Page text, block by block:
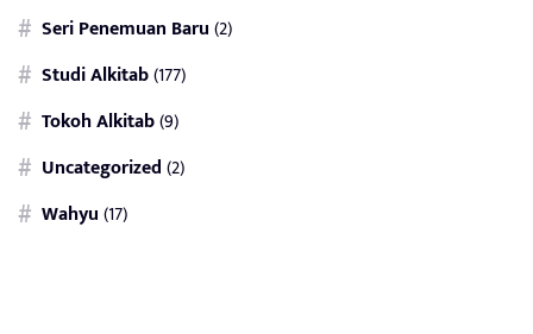
Seri Penemuan Baru(2)
Studi Alkitab(177)
Tokoh Alkitab(9)
Uncategorized(2)
Wahyu(17)